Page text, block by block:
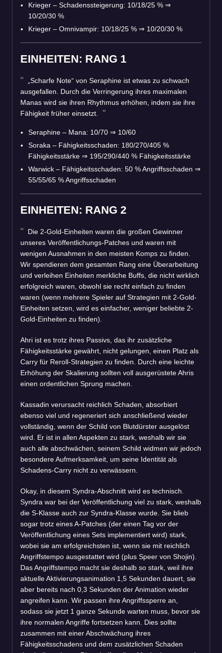
Krieger – Schadenssteigerung: 10/18/25 % ⇒
10/20/30 %
Krieger – Omnivampir: 10/18/25 % ⇒ 10/20/30 %
EINHEITEN: RANG 1
„Scharfe Note“ von Seraphine ist etwas zu schwach
ausgefallen. Durch die Verringerung ihres maximalen
Manas wird sie ihren Rhythmus erhöhen, indem sie ihre
Fähigkeit früher einsetzt.
Seraphine – Mana: 10/70 ⇒ 10/60
Soraka – Fähigkeitsschaden: 180/270/405 %
Fähigkeitsstärke ⇒ 195/290/440 % Fähigkeitsstärke
Warwick – Fähigkeitsschaden: 50 % Angriffsschaden ⇒
55/55/65 % Angriffsschaden
EINHEITEN: RANG 2
Die 2-Gold-Einheiten waren die großen Gewinner
unseres Veröffentlichungs-Patches und waren mit
wenigen Ausnahmen in den meisten Komps zu finden.
Wir spendieren dem gesamten Rang eine Überarbeitung
und verleihen Einheiten merkliche Buffs, die nicht wirklich
erfolgreich waren, obwohl sie recht einfach zu finden
waren (wenn mehrere Spieler auf Strategien mit 2-Gold-
Einheiten setzen, wird es einfacher, weniger beliebte 2-
Gold-Einheiten zu finden).
Ahri ist es trotz ihres Passivs, das ihr zusätzliche
Fähigkeitsstärke gewährt, nicht gelungen, einen Platz als
Carry für Reroll-Strategien zu finden. Durch eine leichte
Erhöhung der Skalierung sollten voll ausgerüstete Ahris
einen ordentlichen Sprung machen.
Kassadin verursacht reichlich Schaden, absorbiert
ebenso viel und regeneriert sich anschließend wieder
vollständig, wenn der Schild von Blutdürster ausgelöst
wird. Er ist in allen Aspekten zu stark, weshalb wir sie
auch alle abschwächen, seinem Schild widmen wir jedoch
besondere Aufmerksamkeit, um seine Identität als
Schadens-Carry nicht zu verwässern.
Okay, in diesem Syndra-Abschnitt wird es technisch.
Syndra war bei der Veröffentlichung viel zu stark, weshalb
die S-Klasse auch zur Syndra-Klasse wurde. Sie blieb
sogar trotz eines A-Patches (der einen Tag vor der
Veröffentlichung eines Sets implementiert wird) stark,
wobei sie am erfolgreichsten ist, wenn sie mit reichlich
Angriffstempo ausgestattet wird (plus Speer von Shojin).
Das Angriffstempo macht sie deshalb so stark, weil ihre
aktuelle Aktivierungsanimation 1,5 Sekunden dauert, sie
aber bereits nach 0,3 Sekunden der Animation wieder
angreifen kann. Wir passen ihre Angriffssperre an,
sodass sie jetzt 1 ganze Sekunde warten muss, bevor sie
ihre normalen Angriffe fortsetzen kann. Dies sollte
zusammen mit einer Abschwächung ihres
Fähigkeitsschadens und dem zusätzlichen Schaden